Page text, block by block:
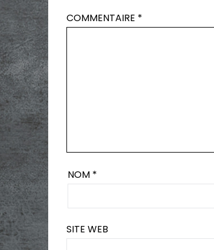
COMMENTAIRE *
NOM *
SITE WEB